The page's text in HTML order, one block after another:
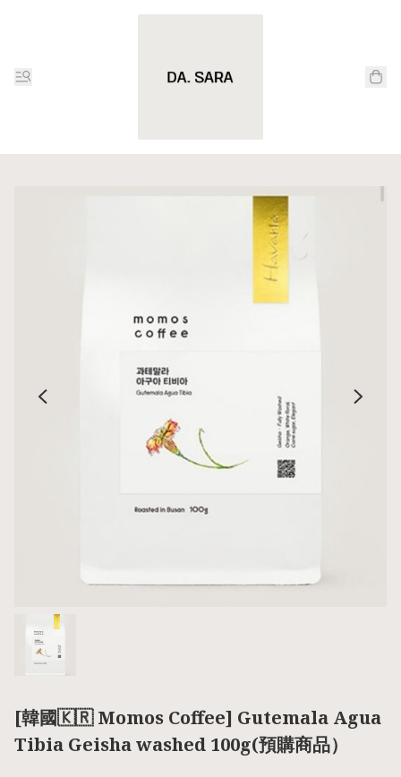
[韓國🇰🇷 Momos Coffee] Gutemala Agua
Tibia Geisha washed 100g(預購商品）